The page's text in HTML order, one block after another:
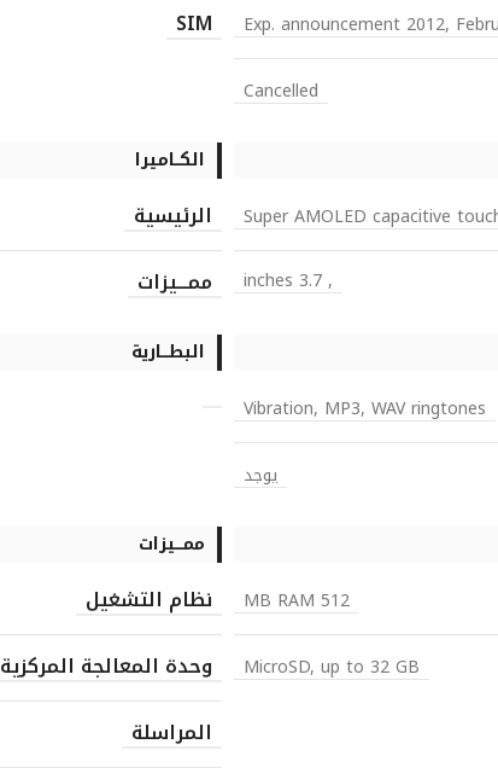
Exp. announcement 2012,
Cancelled
SIM
Super AMOLED capacitive
, 3.7 inches
الكــاميرا
الرئيسية
ممـــيزات
Vibration, MP3, WAV ringtones
يوجد
البطـــارية
512 MB RAM
MicroSD, up to 32 GB
ممـــيزات
نظام التشغيل
وحدة المعالجة المركزية
المراسلة